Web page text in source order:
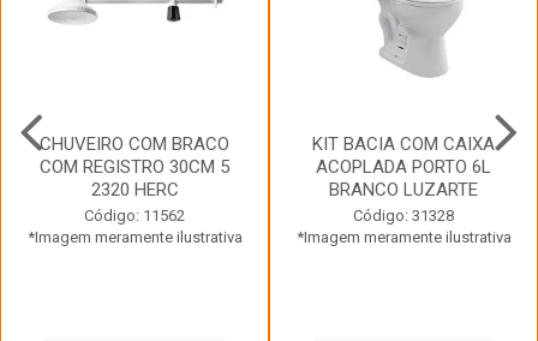
CHUVEIRO COM BRACO
COM REGISTRO 30CM 5
2320 HERC
Código: 11562
*Imagem meramente ilustrativa
KIT BACIA COM CAIXA
ACOPLADA PORTO 6L
BRANCO LUZARTE
Código: 31328
*Imagem meramente ilustrativa